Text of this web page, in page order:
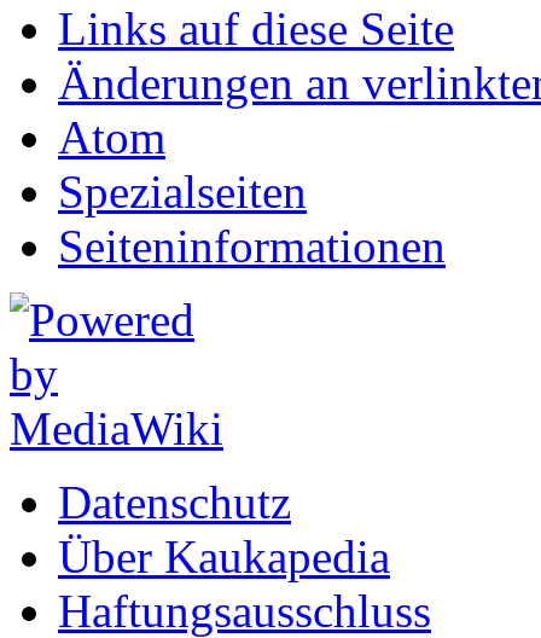
Links auf diese Seite
Änderungen an
Atom
Spezialseiten
Seiten­informationen
Datenschutz
Über Kaukapedia
Haftungsausschluss